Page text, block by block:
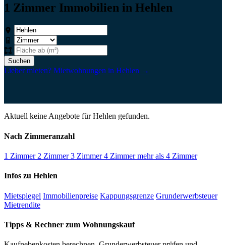
1 Zimmer Immobilien in Hehlen
Suchen
Lieber mieten? Mietwohnungen in Hehlen →
Aktuell keine Angebote für Hehlen gefunden.
Nach Zimmeranzahl
1 Zimmer 2 Zimmer3 Zimmer4 Zimmermehr als 4 Zimmer
Infos zu Hehlen
Mietspiegel Immobilienpreise Kappungsgrenze Grunderwerbsteuer
Mietrendite
Tipps & Rechner zum Wohnungskauf